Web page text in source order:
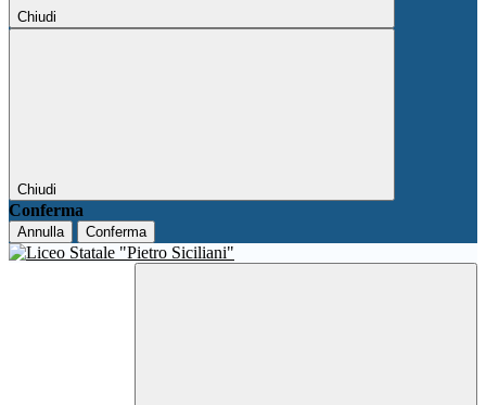
Chiudi
Chiudi
Conferma
Annulla Conferma